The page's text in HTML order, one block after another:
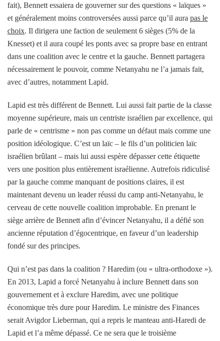
fait), Bennett essaiera de gouverner sur des questions « laïques »
et généralement moins controversées aussi parce qu’il aura pas le
choix. Il dirigera une faction de seulement 6 sièges (5% de la
Knesset) et il aura coupé les ponts avec sa propre base en entrant
dans une coalition avec le centre et la gauche. Bennett partagera
nécessairement le pouvoir, comme Netanyahu ne l’a jamais fait,
avec d’autres, notamment Lapid.
Lapid est très différent de Bennett. Lui aussi fait partie de la classe
moyenne supérieure, mais un centriste israélien par excellence, qui
parle de « centrisme » non pas comme un défaut mais comme une
position idéologique. C’est un laïc – le fils d’un politicien laïc
israélien brûlant – mais lui aussi espère dépasser cette étiquette
vers une position plus entièrement israélienne. Autrefois ridiculisé
par la gauche comme manquant de positions claires, il est
maintenant devenu un leader réussi du camp anti-Netanyahu, le
cerveau de cette nouvelle coalition improbable. En prenant le
siège arrière de Bennett afin d’évincer Netanyahu, il a défié son
ancienne réputation d’égocentrique, en faveur d’un leadership
fondé sur des principes.
Qui n’est pas dans la coalition ? Haredim (ou « ultra-orthodoxe »).
En 2013, Lapid a forcé Netanyahu à inclure Bennett dans son
gouvernement et à exclure Haredim, avec une politique
économique très dure pour Haredim. Le ministre des Finances
serait Avigdor Lieberman, qui a repris le manteau anti-Haredi de
Lapid et l’a même dépassé. Ce ne sera que le troisième